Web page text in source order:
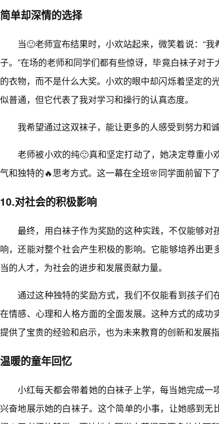
简单却深情的选择
当🙂老师宣布结果时，小欢站起来，微笑着说：“
子。”在场的老师和同学们都有些惊讶，毕竟白袜子对
的衣物，而不是什么大奖。小欢的眼中却闪烁着坚定的
似普通，但它代表了我对学习和操行的认真态度。
我希望通过这双袜子，能让更多的人感受到努力和
老师被小欢的纯🙂真和坚定打动了，她决定尊重小
气和独特的🔥思考方式。这一幕在全班🌸同学面前留下
10.对社会的积极影响
最终，用白袜子作为奖励的这种实践，不仅能够对
响，还能对整个社会产生积极的影响。它能够培养出更
当的人才，为社会的进步和发展贡献力量。
通过这种独特的奖励方式，我们不仅能看到孩子们
在情感、心理和人格方面的全面发展。这种方式的成功
提供了宝贵的经验和启示，也为未来教育的创新和发展
温暖的童年回忆
小红每天都会带着她的白袜子上学，每当她完成一
兴奋地展示她的白袜子。这个简单的小事，让她感到无